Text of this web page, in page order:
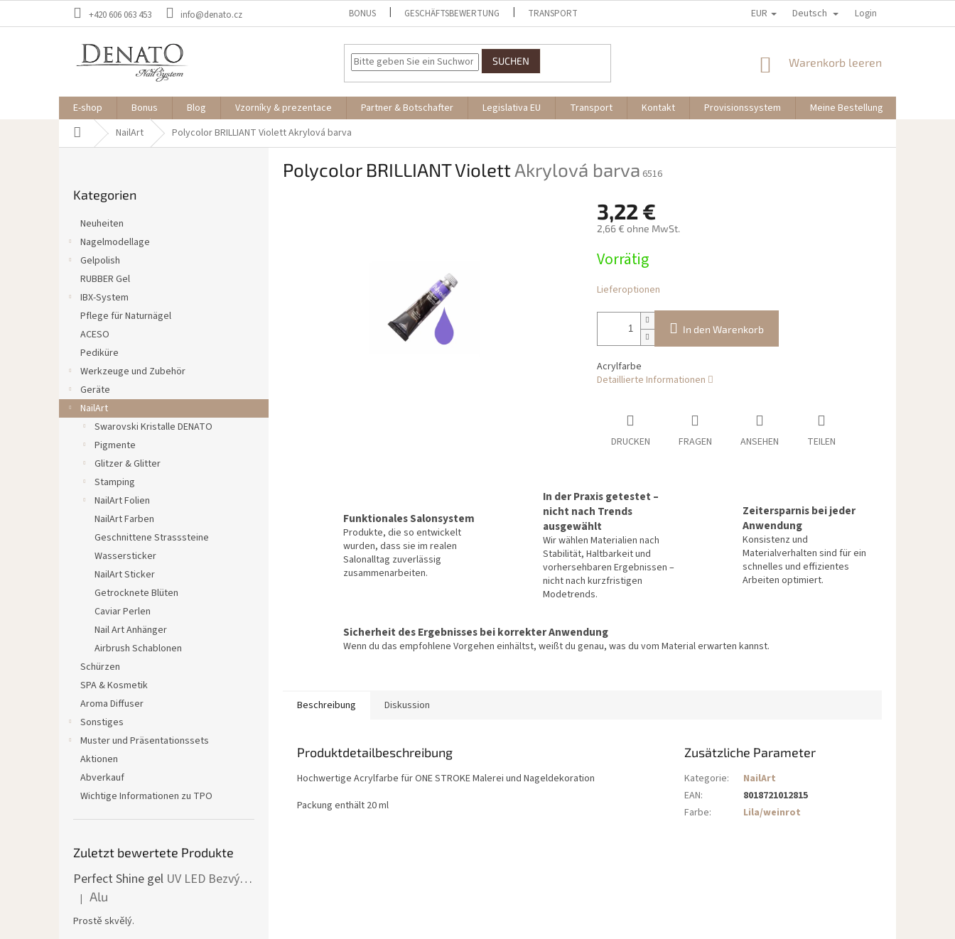
+420 606 063 453 info@denato.cz BONUS GESCHÄFTSBEWERTUNG TRANSPORT EUR Deutsch Login
SUCHEN WARENKORB
Warenkorb leeren
E-shop Bonus Blog Vzorníky & prezentace Partner & Botschafter Legislativa EU Transport Kontakt Provisionssystem
Meine Bestellung
StartseiteNailArt Polycolor BRILLIANT ViolettAkrylová barva
überspringen
Kategorien
Neuheiten
Nagelmodellage
Gelpolish
RUBBER Gel
IBX-System
Pflege für Naturnägel
ACESO
Pediküre
Werkzeuge und Zubehör
Geräte
NailArt
Swarovski Kristalle DENATO
Pigmente
Glitzer & Glitter
Stamping
NailArt Folien
NailArt Farben
Geschnittene Strasssteine
Wassersticker
NailArt Sticker
Getrocknete Blüten
Caviar Perlen
Nail Art Anhänger
Airbrush Schablonen
Schürzen
SPA & Kosmetik
Aroma Diffuser
Sonstiges
Muster und Präsentationssets
Aktionen
Abverkauf
Wichtige Informationen zu TPO
Zuletzt bewertete Produkte
Perfect Shine gel UV LED Bezvýpotkový lesk
Die Produktbewertung beträgt 5 von 5 Sternen.
| Alu
Prostě skvělý.
Polycolor BRILLIANT ViolettAkrylová barva 6516
3,22 €
2,66 € ohne MwSt.
Vorrätig
Lieferoptionen
In den Warenkorb
Acrylfarbe
Detaillierte Informationen
DRUCKEN FRAGEN ANSEHEN TEILEN
Funktionales Salonsystem
Produkte, die so entwickelt
wurden, dass sie im realen
Salonalltag zuverlässig
zusammenarbeiten.
In der Praxis getestet –
nicht nach Trends
ausgewählt
Wir wählen Materialien nach
Stabilität, Haltbarkeit und
vorhersehbaren Ergebnissen –
nicht nach kurzfristigen
Modetrends.
Zeitersparnis bei jeder
Anwendung
Konsistenz und
Materialverhalten sind für ein
schnelles und effizientes
Arbeiten optimiert.
Sicherheit des Ergebnisses bei korrekter Anwendung
Wenn du das empfohlene Vorgehen einhältst, weißt du genau, was du vom Material erwarten kannst.
Beschreibung Diskussion
Produktdetailbeschreibung
Hochwertige Acrylfarbe für ONE STROKE Malerei und Nageldekoration
Packung enthält 20 ml
Zusätzliche Parameter
Kategorie:
NailArt
EAN:
8018721012815
Farbe: Lila/weinrot